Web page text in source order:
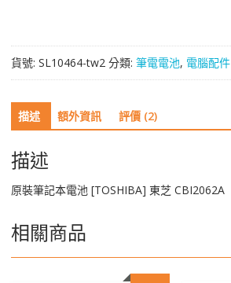
於
[TOSHIBA]
東
芝
CBI2062A
數
量
貨號: SL10464-tw2 分類: 筆電電池, 電腦配件
描述 額外資訊 評價 (2)
描述
原裝筆記本電池 [TOSHIBA] 東芝 CBI2062A
相關商品